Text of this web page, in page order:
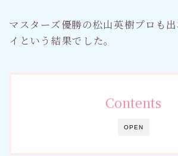
マスターズ優勝の松山英樹プロも
イという結果でした。
OPEN
Contents